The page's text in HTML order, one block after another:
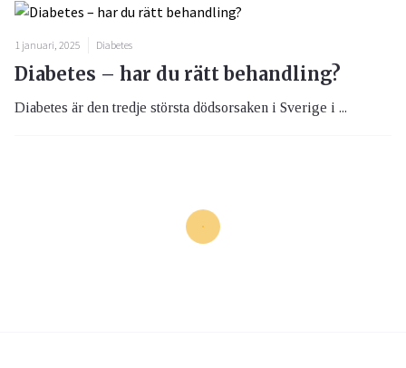
1 januari, 2025 Diabetes
Diabetes – har du rätt behandling?
Diabetes är den tredje största dödsorsaken i Sverige i ...